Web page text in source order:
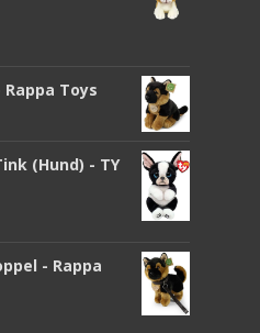
Toys
(Hund) - TY
- Rappa